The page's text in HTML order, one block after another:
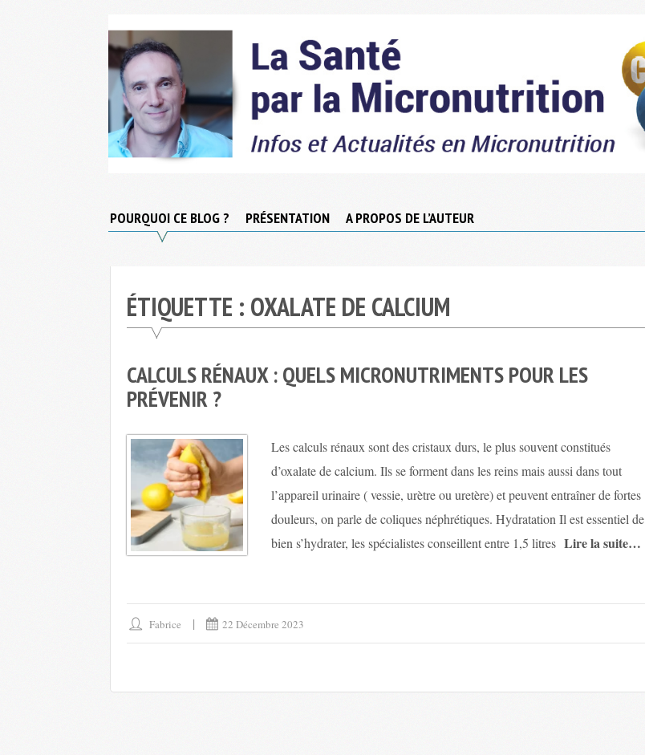
Santé
POURQUOI CE BLOG ? PRÉSENTATION A PROPOS DE L’AUTEUR
ÉTIQUETTE : OXALATE DE CALCIUM
CALCULS RÉNAUX : QUELS MICRONUTRIMENTS POUR LES
PRÉVENIR ?
Les calculs rénaux sont des cristaux durs, le plus souvent constitués
d’oxalate de calcium. Ils se forment dans les reins mais aussi dans tout
l’appareil urinaire ( vessie, urètre ou uretère) et peuvent entraîner de fortes
douleurs, on parle de coliques néphrétiques. Hydratation Il est essentiel de
bien s’hydrater, les spécialistes conseillent entre 1,5 litres Lire la suite…
Fabrice 22 Décembre 2023